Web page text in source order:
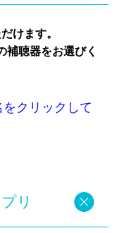
けます。
補聴器をお選びく
クリックして
リ